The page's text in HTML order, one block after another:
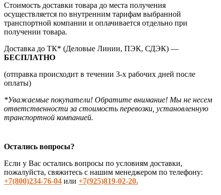
Стоимость доставки товара до места получения
осуществляется по внутренним тарифам выбранной
транспортной компании и оплачивается отдельно при
получении товара.
Доставка до ТК* (Деловые Линии, ПЭК, СДЭК) —
БЕСПЛАТНО
(отправка происходит в течении 3-х рабочих дней после
оплаты)
*Уважаемые покупатели! Обратите внимание! Мы не несем
ответственности за стоимость перевозки, установленную
транспортной компанией.
Остались вопросы?
Если у Вас остались вопросы по условиям доставки,
пожалуйста, свяжитесь с нашим менеджером по телефону:
+7(800)234-76-04 или +7(925)819-02-20.